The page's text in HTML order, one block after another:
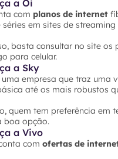
a Oi
com planos de internet
séries em sites de
basta consultar no site os
para celular.
a Sky
uma empresa que traz uma
até os mais robustos
quem tem preferência em
boa opção.
a Vivo
com ofertas de